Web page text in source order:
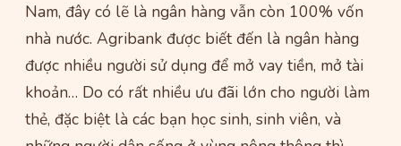
Nam, đây có lẽ là ngân hàng vẫn còn 100% vốn
nhà nước. Agribank được biết đến là ngân hàng
được nhiều người sử dụng để mở vay tiền, mở tài
khoản… Do có rất nhiều ưu đãi lớn cho người làm
thẻ, đặc biệt là các bạn học sinh, sinh viên, và